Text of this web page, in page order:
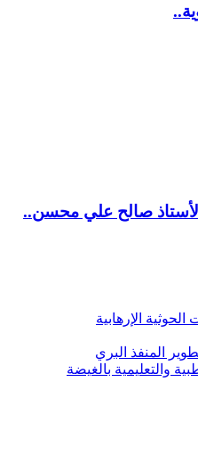
الأستاذ صالح علي محسن..
الإرهابية
المنفذ البري
والتعليمية بالغيضة